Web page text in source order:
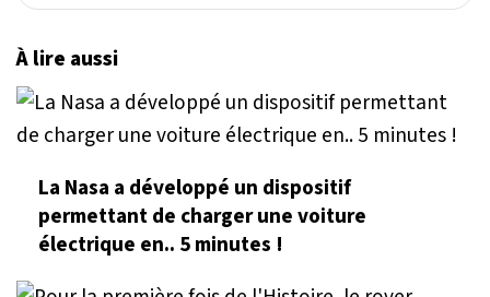
À lire aussi
La Nasa a développé un dispositif
permettant de charger une voiture
électrique en.. 5 minutes !